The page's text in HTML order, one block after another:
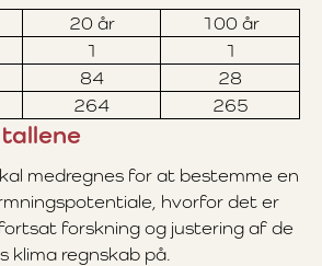
20 år
100 år
1
1
84
28
264 265
medregnes for at bestemme en
hvorfor det er
forskning og justering af de
klima regnskab på.